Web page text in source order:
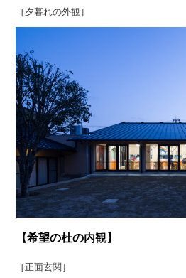
［夕暮れの外観］
【希望の杜の内観】
［正面玄関］